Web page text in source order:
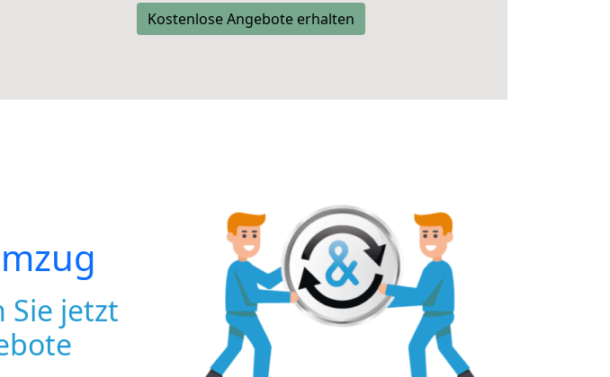
Kostenlose Angebote erhalten
Sie jetzt